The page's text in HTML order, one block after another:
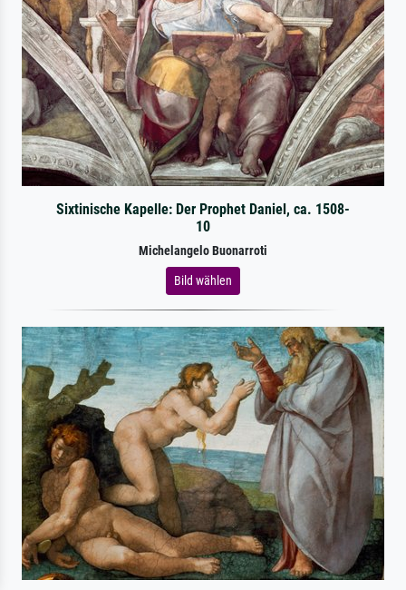
Sixtinische Kapelle: Der Prophet Daniel, ca. 1508-
10
Michelangelo Buonarroti
Bild wählen